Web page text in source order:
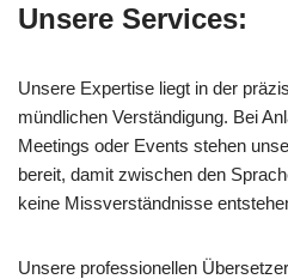
Unsere Services:
Unsere Expertise liegt in der
mündlichen Verständigung. Bei
Meetings oder Events stehen
bereit, damit zwischen den
keine Missverständnisse
Unsere professionellen